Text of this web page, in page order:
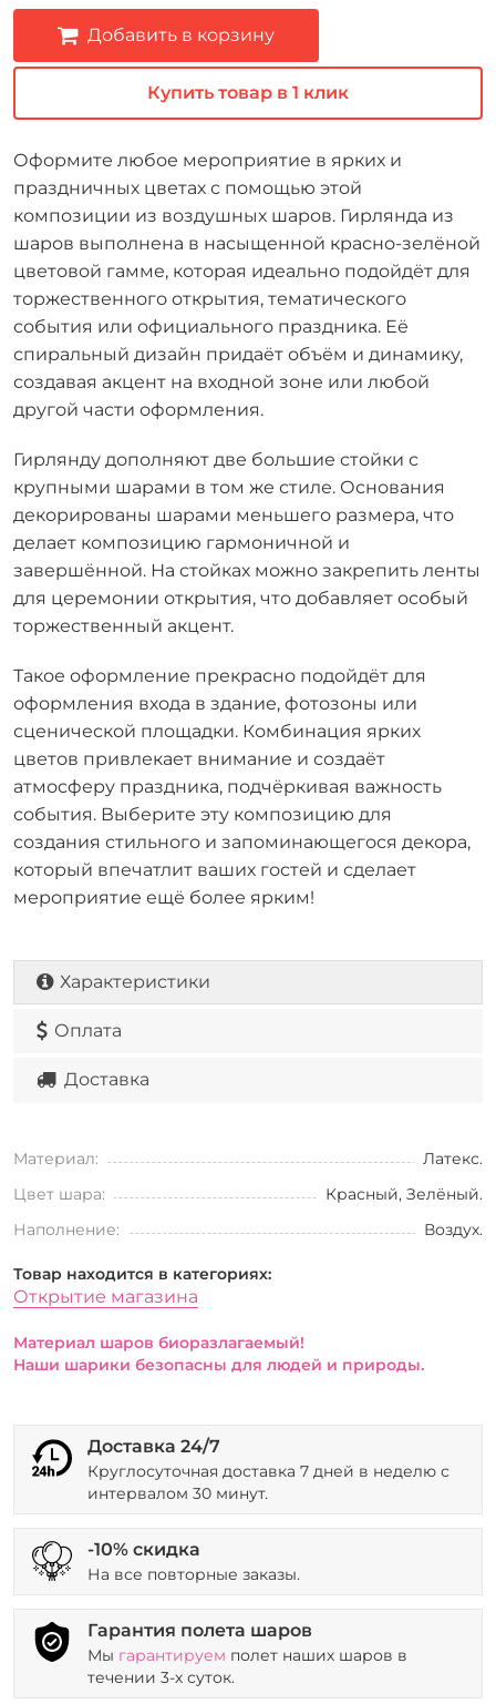
Добавить в корзину
Купить товар в 1 клик
Оформите любое мероприятие в ярких и
праздничных цветах с помощью этой
композиции из воздушных шаров. Гирлянда из
шаров выполнена в насыщенной красно-зелёной
цветовой гамме, которая идеально подойдёт для
торжественного открытия, тематического
события или официального праздника. Её
спиральный дизайн придаёт объём и динамику,
создавая акцент на входной зоне или любой
другой части оформления.
Гирлянду дополняют две большие стойки с
крупными шарами в том же стиле. Основания
декорированы шарами меньшего размера, что
делает композицию гармоничной и
завершённой. На стойках можно закрепить ленты
для церемонии открытия, что добавляет особый
торжественный акцент.
Такое оформление прекрасно подойдёт для
оформления входа в здание, фотозоны или
сценической площадки. Комбинация ярких
цветов привлекает внимание и создаёт
атмосферу праздника, подчёркивая важность
события. Выберите эту композицию для
создания стильного и запоминающегося декора,
который впечатлит ваших гостей и сделает
мероприятие ещё более ярким!
Характеристики
Оплата
Доставка
Материал:
Латекс.
Цвет шара:
Красный, Зелёный.
Наполнение:
Воздух.
Товар находится в категориях:
Открытие магазина
Материал шаров биоразлагаемый!
Наши шарики безопасны для людей и природы.
Доставка 24/7
Круглосуточная доставка 7 дней в неделю с
интервалом 30 минут.
-10% скидка
На все повторные заказы.
Гарантия полета шаров
Мы гарантируем полет наших шаров в
течении 3-х суток.